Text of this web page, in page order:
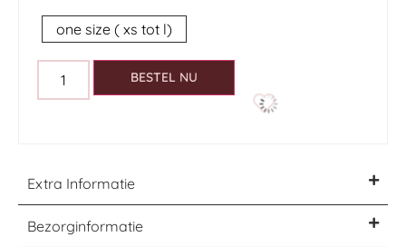
one size ( xs tot l)
BESTEL NU
Extra Informatie
Bezorginformatie